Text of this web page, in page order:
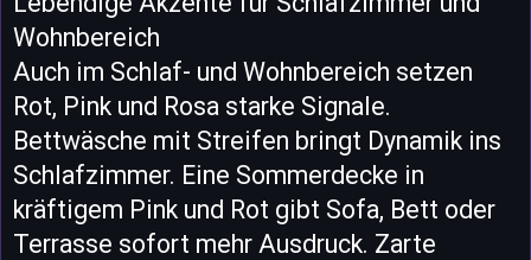
Wohnbereich
Auch im Schlaf- und Wohnbereich setzen
Rot, Pink und Rosa starke Signale.
Bettwäsche mit Streifen bringt Dynamik ins
Schlafzimmer. Eine Sommerdecke in
kräftigem Pink und Rot gibt Sofa, Bett oder
Terrasse sofort mehr Ausdruck. Zarte